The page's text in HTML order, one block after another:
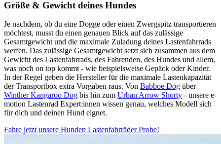
Größe & Gewicht deines Hundes
Je nachdem, ob du eine Dogge oder einen Zwergspitz transportieren
möchtest, musst du einen genauen Blick auf das zulässige
Gesamtgewicht und die maximale Zuladung deines Lastenfahrrads
werfen. Das zulässige Gesamtgewicht setzt sich zusammen aus dem
Gewicht des Lastenfahrrads, des Fahrenden, des Hundes und allem,
was noch on top kommt - wie beispielsweise Gepäck oder Kinder.
In der Regel geben die Hersteller für die maximale Lastenkapazität
der Transportbox extra Vorgaben raus. Von Babboe Dog über
Winther Kangaroo Dog bis hin zum Urban Arrow Shorty - unsere e-
motion Lastenrad Expert:innen wissen genau, welches Modell sich
für dich und deinen Hund eignet.
Fahre jetzt unsere Hunden Lastenfahrräder Probe!